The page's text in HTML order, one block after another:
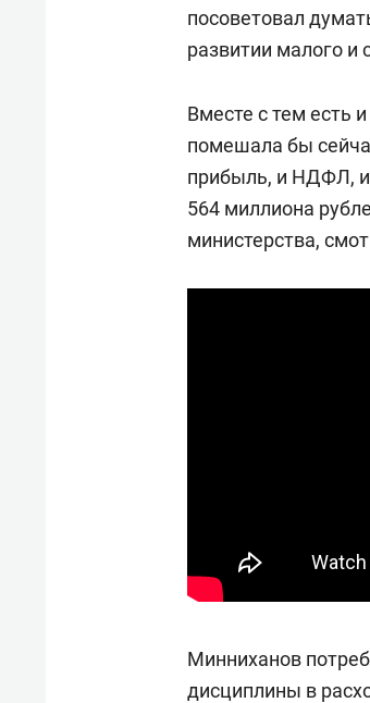
посоветовал
развитии малого и
Вместе с тем есть
помешала бы
прибыль, и НДФЛ, и
564 миллиона
министерства,
Минниханов
дисциплины в